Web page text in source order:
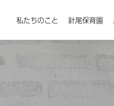
私たちのこと 針尾保育園